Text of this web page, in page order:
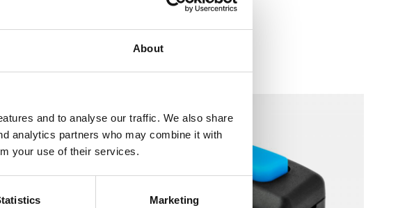
About
and to analyse our traffic. We also share
analytics partners who may combine it with
your use of their services.
Marketing